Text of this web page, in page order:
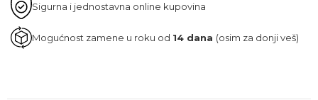
Sigurna i jednostavna online kupovina
Mogućnost zamene u roku od 14 dana (osim za donji veš)